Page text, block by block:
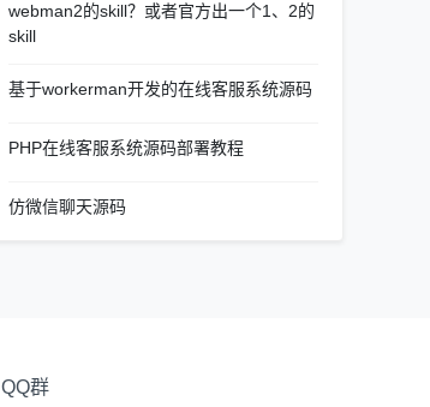
webman2的skill？或者官方出一个1、2的
skill
基于workerman开发的在线客服系统源码
PHP在线客服系统源码部署教程
仿微信聊天源码
QQ群